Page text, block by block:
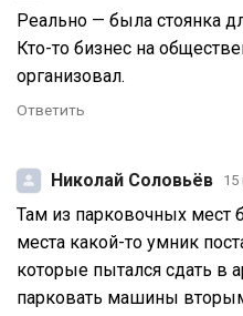
Реально — была стоянка
Кто-то бизнес на
организовал.
Ответить
Николай Соловьёв 15
Там из парковочных мест
места какой-то умник
которые пытался сдать в
парковать машины